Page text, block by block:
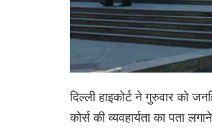
दिल्ली हाइकोर्ट ने गुरुवार को
कोर्स की व्यवहार्यता का पता